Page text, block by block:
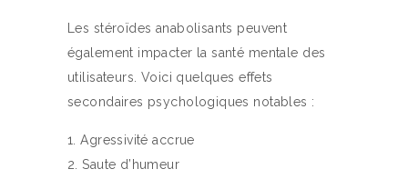
Les stéroïdes anabolisants peuvent
également impacter la santé mentale des
utilisateurs. Voici quelques effets
secondaires psychologiques notables :
Agressivité accrue
Saute d’humeur